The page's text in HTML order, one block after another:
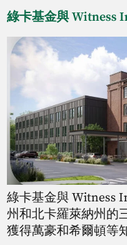
綠卡基金與 Witness
綠卡基金與 Witness
州和北卡羅萊納州的
獲得萬豪和希爾頓等